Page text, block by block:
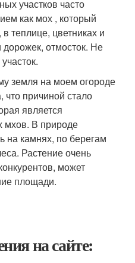
участков часто
как мох , который
теплице, цветниках и
дорожек, отмосток. Не
земля на моем огороде
что причиной стало
является
мхов. В природе
на камнях, по берегам
Растение очень
может
площади.
на сайте: